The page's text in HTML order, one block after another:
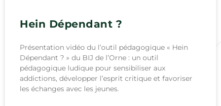
Hein Dépendant ?
Présentation vidéo du l’outil pédagogique « Hein
Dépendant ? » du BIJ de l’Orne : un outil
pédagogique ludique pour sensibiliser aux
addictions, développer l’esprit critique et favoriser
les échanges avec les jeunes.